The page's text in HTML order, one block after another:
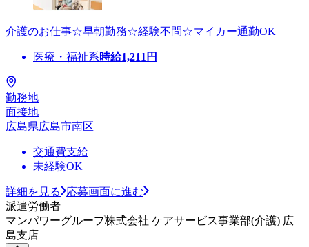
介護のお仕事☆早朝勤務☆経験不問☆マイカー通勤OK
医療・福祉系時給1,211 円
勤務地
面接地
広島県広島市南区
交通費支給
未経験OK
詳細を見る
応募画面に進む
派遣労働者
マンパワーグループ株式会社 ケアサービス事業部(介護) 広
島支店